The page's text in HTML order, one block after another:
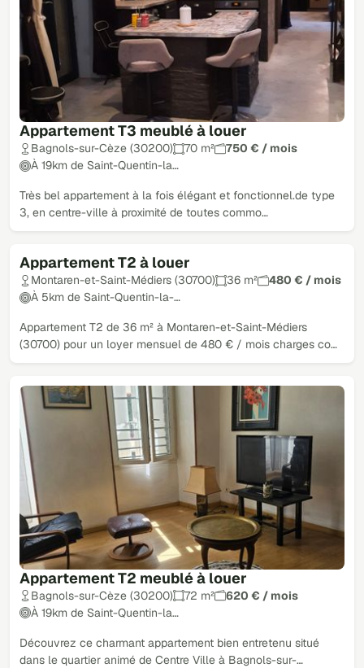
Appartement T3 meublé à louer
Bagnols-sur-Cèze (30200) 70 m²
750 € / mois
À 19km de Saint-Quentin-la…
Très bel appartement à la fois élégant et fonctionnel.de type
3, en centre-ville à proximité de toutes commo…
Appartement T2 à louer
Montaren-et-Saint-Médiers (30700) 36 m²
480 € / mois
À 5km de Saint-Quentin-la-…
Appartement T2 de 36 m² à Montaren-et-Saint-Médiers
(30700) pour un loyer mensuel de 480 € / mois charges co…
Appartement T2 meublé à louer
Bagnols-sur-Cèze (30200) 72 m²
620 € / mois
À 19km de Saint-Quentin-la…
Découvrez ce charmant appartement bien entretenu situé
dans le quartier animé de Centre Ville à Bagnols-sur-…